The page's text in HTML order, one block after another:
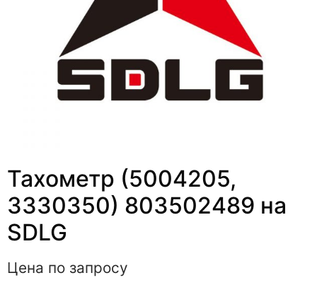
Тахометр (5004205,
3330350) 803502489 на
SDLG
Цена по запросу